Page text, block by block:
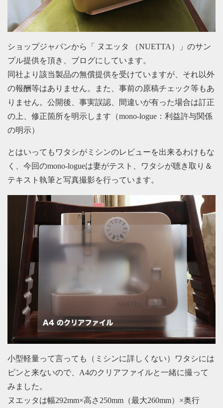
ショップジャパンから「 ヌエッタ （NUETTA）」のサン
プル提供を頂き、ブログにしています。
同社より該当製品の無償提供を受けていますが、それ以外
の報酬等はありません。また、事前の原稿チェック等もあ
りません。公開後、事実誤認、間違いが有った場合は訂正
の上、修正箇所を明示します（mono-logue：利益許与関係
の明示）
とはいってもワタシがミシンのレビューを出来るわけもな
く、今回のmono-logueは妻がテスト、ワタシが聴き取り＆
テキスト執筆と写真撮影を行っています。
小型軽量って言っても（ミシンに詳しくない）ワタシには
ピンと来ないので、A4のクリアファイルと一緒に撮って
みました。
ヌエッタは幅292mm×高さ250mm（最大260mm）×奥行